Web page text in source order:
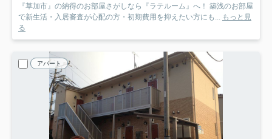
『草加市』の納得のお部屋さがしなら『ラテルーム』へ！ 築浅のお部屋
で新生活・入居審査が心配の方・初期費用を抑えたい方にも... もっと見
る
アパート